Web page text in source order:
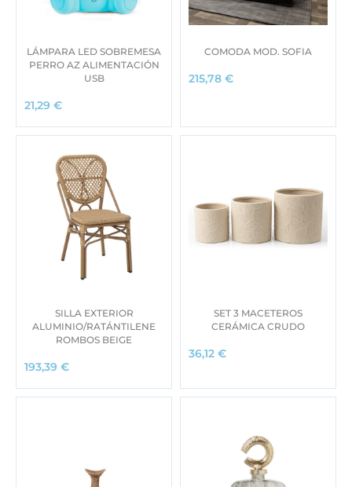
i
a
l
:
1
8
6
,
0
0
a
e
s
5
,
€
.
LÁMPARA LED SOBREMESA
PERRO AZ ALIMENTACIÓN
USB
21,29 €
COMODA MOD. SOFIA
215,78 €
SILLA EXTERIOR
ALUMINIO/RATÁNTILENE
ROMBOS BEIGE
193,39 €
SET 3 MACETEROS
CERÁMICA CRUDO
36,12 €